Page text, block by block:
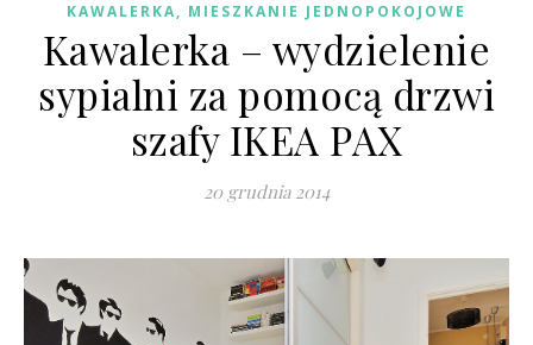
KAWALERKA, MIESZKANIE JEDNOPOKOJOWE
Kawalerka – wydzielenie
sypialni za pomocą drzwi
szafy IKEA PAX
20 grudnia 2014